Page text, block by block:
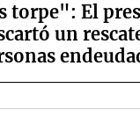
torpe": El
un